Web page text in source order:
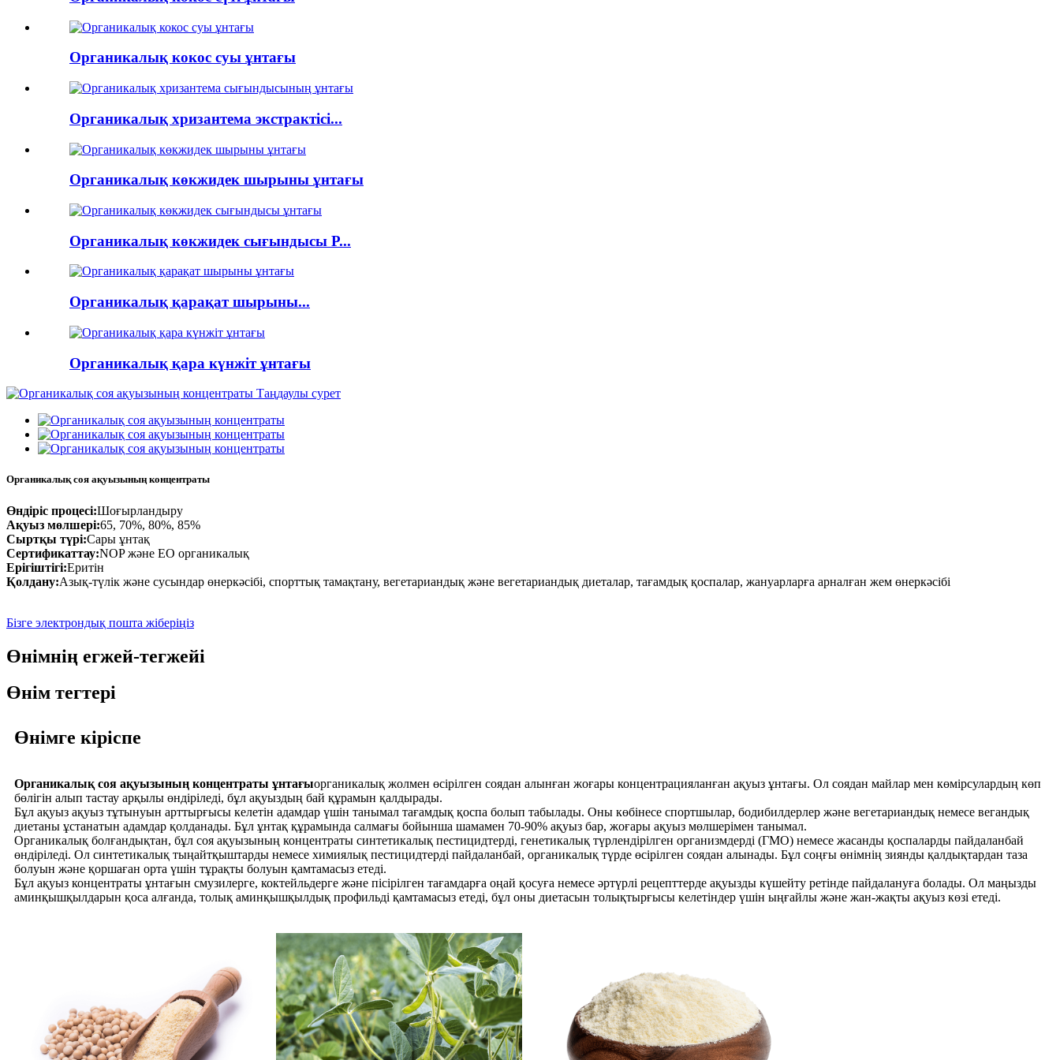
Органикалық кокос суы ұнтағы
Органикалық хризантема экстрактісі...
Органикалық көкжидек шырыны ұнтағы
Органикалық көкжидек сығындысы P...
Органикалық қарақат шырыны...
Органикалық қара күнжіт ұнтағы
Органикалық соя ақуызының концентраты
Өндіріс процесі:Шоғырландыру
Ақуыз мөлшері:65, 70%, 80%, 85%
Сыртқы түрі:Сары ұнтақ
Сертификаттау:NOP және ЕО органикалық
Ерігіштігі:Еритін
Қолдану:Азық-түлік және сусындар өнеркәсібі, спорттық тамақтану, вегетариандық және вегетариандық диеталар, тағамдық қоспалар, жануарларға арналған жем өнеркәсібі
Бізге электрондық пошта жіберіңіз
Өнімнің егжей-тегжейі
Өнім тегтері
Өнімге кіріспе
Органикалық соя ақуызының концентраты ұнтағыорганикалық жолмен өсірілген соядан алынған жоғары концентрацияланған ақуыз ұнтағы. Ол соядан майлар мен көмірсулардың көп
бөлігін алып тастау арқылы өндіріледі, бұл ақуыздың бай құрамын қалдырады.
Бұл ақуыз ақуыз тұтынуын арттырғысы келетін адамдар үшін танымал тағамдық қоспа болып табылады. Оны көбінесе спортшылар, бодибилдерлер және вегетариандық немесе вегандық
диетаны ұстанатын адамдар қолданады. Бұл ұнтақ құрамында салмағы бойынша шамамен 70-90% ақуыз бар, жоғары ақуыз мөлшерімен танымал.
Органикалық болғандықтан, бұл соя ақуызының концентраты синтетикалық пестицидтерді, генетикалық түрлендірілген организмдерді (ГМО) немесе жасанды қоспаларды пайдаланбай
өндіріледі. Ол синтетикалық тыңайтқыштарды немесе химиялық пестицидтерді пайдаланбай, органикалық түрде өсірілген соядан алынады. Бұл соңғы өнімнің зиянды қалдықтардан таза
болуын және қоршаған орта үшін тұрақты болуын қамтамасыз етеді.
Бұл ақуыз концентраты ұнтағын смузилерге, коктейльдерге және пісірілген тағамдарға оңай қосуға немесе әртүрлі рецепттерде ақуызды күшейту ретінде пайдалануға болады. Ол маңызды
аминқышқылдарын қоса алғанда, толық аминқышқылдық профильді қамтамасыз етеді, бұл оны диетасын толықтырғысы келетіндер үшін ыңғайлы және жан-жақты ақуыз көзі етеді.